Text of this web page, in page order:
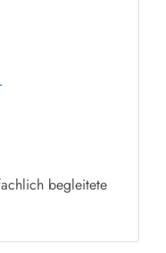
begleitete